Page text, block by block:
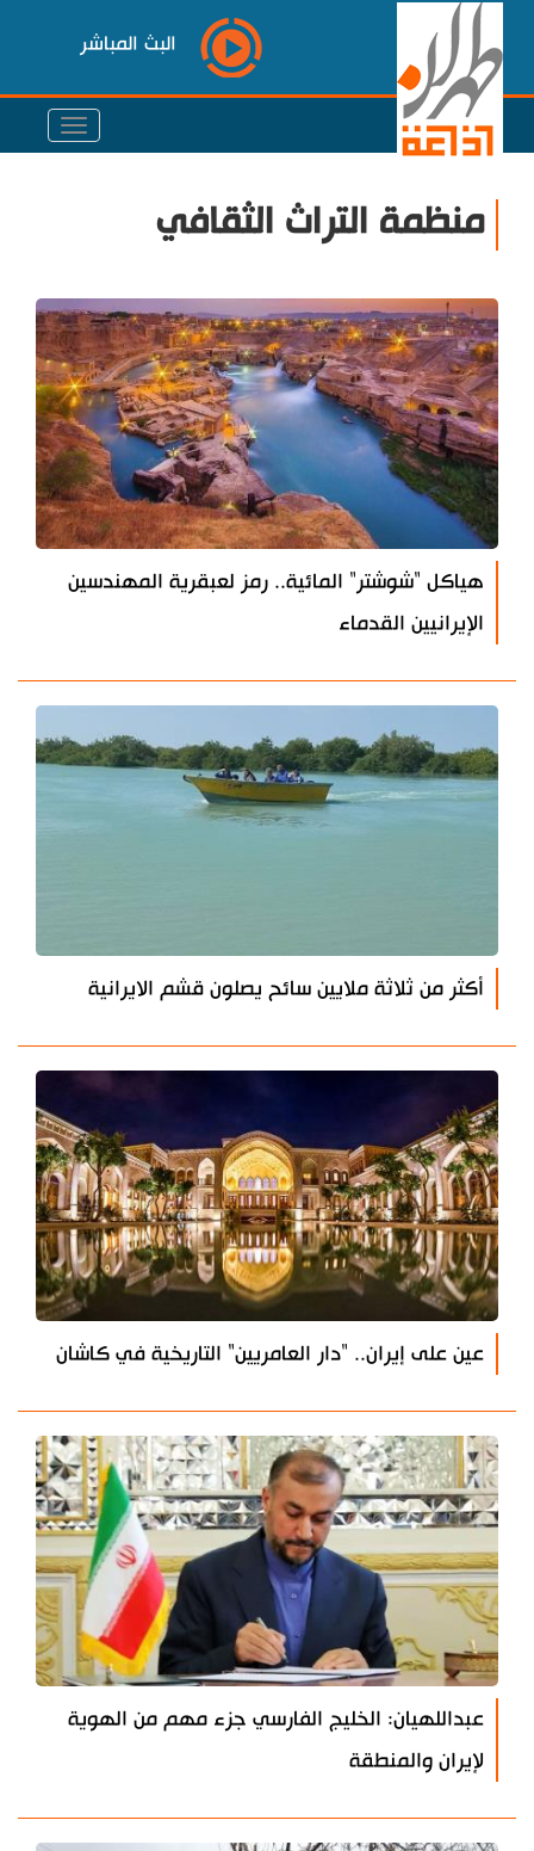
البث المباشر
منظمة التراث الثقافي
هياكل "شوشتر" المائية.. رمز لعبقرية المهندسين
الإيرانيين القدماء
أكثر من ثلاثة ملايين سائح يصلون قشم الايرانية
عين على إيران.. "دار العامريين" التاريخية في كاشان
عبداللهيان: الخليج الفارسي جزء مهم من الهوية
لإيران والمنطقة